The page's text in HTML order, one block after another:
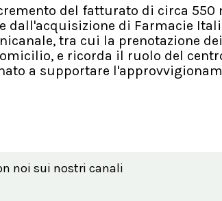
del fatturato di circa 550
di Farmacie
tra cui la prenotazione
e ricorda il ruolo del
a supportare
noi sui nostri canali